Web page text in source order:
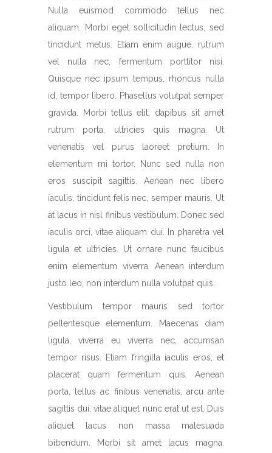
Nulla euismod commodo tellus nec
aliquam. Morbi eget sollicitudin lectus, sed
tincidunt metus. Etiam enim augue, rutrum
vel nulla nec, fermentum porttitor nisi.
Quisque nec ipsum tempus, rhoncus nulla
id, tempor libero. Phasellus volutpat semper
gravida. Morbi tellus elit, dapibus sit amet
rutrum porta, ultricies quis magna. Ut
venenatis vel purus laoreet pretium. In
elementum mi tortor. Nunc sed nulla non
eros suscipit sagittis. Aenean nec libero
iaculis, tincidunt felis nec, semper mauris. Ut
at lacus in nisl finibus vestibulum. Donec sed
iaculis orci, vitae aliquam dui. In pharetra vel
ligula et ultricies. Ut ornare nunc faucibus
enim elementum viverra. Aenean interdum
justo leo, non interdum nulla volutpat quis.
Vestibulum tempor mauris sed tortor
pellentesque elementum. Maecenas diam
ligula, viverra eu viverra nec, accumsan
tempor risus. Etiam fringilla iaculis eros, et
placerat quam fermentum quis. Aenean
porta, tellus ac finibus venenatis, arcu ante
sagittis dui, vitae aliquet nunc erat ut est. Duis
aliquet lacus non massa malesuada
bibendum. Morbi sit amet lacus magna.